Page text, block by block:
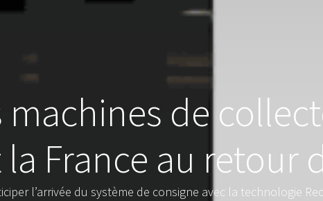
de
France au retour
l’arrivée du système de consigne avec la technologie